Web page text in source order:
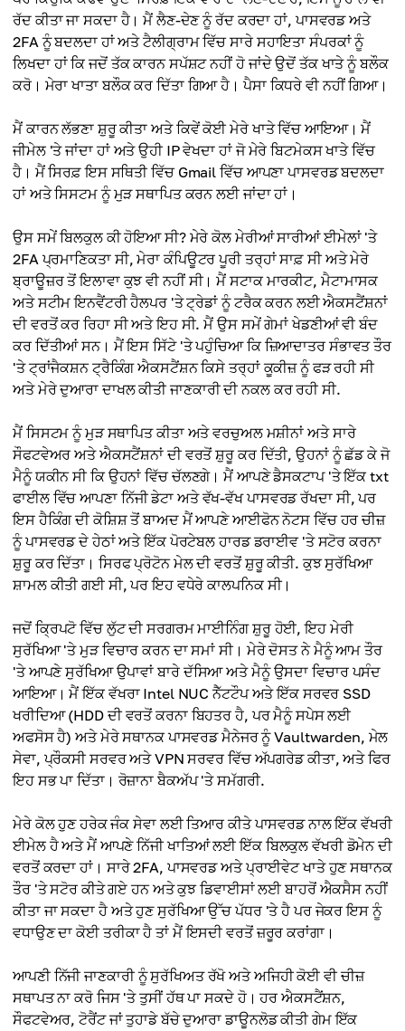
ਰੱਦ ਕੀਤਾ ਜਾ ਸਕਦਾ ਹੈ। ਮੈਂ ਲੈਣ-ਦੇਣ ਨੂੰ ਰੱਦ ਕਰਦਾ ਹਾਂ, ਪਾਸਵਰਡ ਅਤੇ
2FA ਨੂੰ ਬਦਲਦਾ ਹਾਂ ਅਤੇ ਟੈਲੀਗ੍ਰਾਮ ਵਿੱਚ ਸਾਰੇ ਸਹਾਇਤਾ ਸੰਪਰਕਾਂ ਨੂੰ
ਲਿਖਦਾ ਹਾਂ ਕਿ ਜਦੋਂ ਤੱਕ ਕਾਰਨ ਸਪੱਸ਼ਟ ਨਹੀਂ ਹੋ ਜਾਂਦੇ ਉਦੋਂ ਤੱਕ ਖਾਤੇ ਨੂੰ ਬਲੌਕ
ਕਰੋ। ਮੇਰਾ ਖਾਤਾ ਬਲੌਕ ਕਰ ਦਿੱਤਾ ਗਿਆ ਹੈ। ਪੈਸਾ ਕਿਧਰੇ ਵੀ ਨਹੀਂ ਗਿਆ।
ਮੈਂ ਕਾਰਨ ਲੱਭਣਾ ਸ਼ੁਰੂ ਕੀਤਾ ਅਤੇ ਕਿਵੇਂ ਕੋਈ ਮੇਰੇ ਖਾਤੇ ਵਿੱਚ ਆਇਆ। ਮੈਂ
ਜੀਮੇਲ 'ਤੇ ਜਾਂਦਾ ਹਾਂ ਅਤੇ ਉਹੀ IP ਵੇਖਦਾ ਹਾਂ ਜੋ ਮੇਰੇ ਬਿਟਮੇਕਸ ਖਾਤੇ ਵਿੱਚ
ਹੈ। ਮੈਂ ਸਿਰਫ਼ ਇਸ ਸਥਿਤੀ ਵਿੱਚ Gmail ਵਿੱਚ ਆਪਣਾ ਪਾਸਵਰਡ ਬਦਲਦਾ
ਹਾਂ ਅਤੇ ਸਿਸਟਮ ਨੂੰ ਮੁੜ ਸਥਾਪਿਤ ਕਰਨ ਲਈ ਜਾਂਦਾ ਹਾਂ।
ਉਸ ਸਮੇਂ ਬਿਲਕੁਲ ਕੀ ਹੋਇਆ ਸੀ? ਮੇਰੇ ਕੋਲ ਮੇਰੀਆਂ ਸਾਰੀਆਂ ਈਮੇਲਾਂ 'ਤੇ
2FA ਪ੍ਰਮਾਣਿਕਤਾ ਸੀ, ਮੇਰਾ ਕੰਪਿਊਟਰ ਪੂਰੀ ਤਰ੍ਹਾਂ ਸਾਫ਼ ਸੀ ਅਤੇ ਮੇਰੇ
ਬ੍ਰਾਊਜ਼ਰ ਤੋਂ ਇਲਾਵਾ ਕੁਝ ਵੀ ਨਹੀਂ ਸੀ। ਮੈਂ ਸਟਾਕ ਮਾਰਕੀਟ, ਮੈਟਾਮਾਸਕ
ਅਤੇ ਸਟੀਮ ਇਨਵੈਂਟਰੀ ਹੈਲਪਰ 'ਤੇ ਟ੍ਰੇਡਾਂ ਨੂੰ ਟਰੈਕ ਕਰਨ ਲਈ ਐਕਸਟੈਂਸ਼ਨਾਂ
ਦੀ ਵਰਤੋਂ ਕਰ ਰਿਹਾ ਸੀ ਅਤੇ ਇਹ ਸੀ. ਮੈਂ ਉਸ ਸਮੇਂ ਗੇਮਾਂ ਖੇਡਣੀਆਂ ਵੀ ਬੰਦ
ਕਰ ਦਿੱਤੀਆਂ ਸਨ। ਮੈਂ ਇਸ ਸਿੱਟੇ 'ਤੇ ਪਹੁੰਚਿਆ ਕਿ ਜ਼ਿਆਦਾਤਰ ਸੰਭਾਵਤ ਤੌਰ
'ਤੇ ਟ੍ਰਾਂਜੈਕਸ਼ਨ ਟ੍ਰੈਕਿੰਗ ਐਕਸਟੈਂਸ਼ਨ ਕਿਸੇ ਤਰ੍ਹਾਂ ਕੂਕੀਜ਼ ਨੂੰ ਫੜ ਰਹੀ ਸੀ
ਅਤੇ ਮੇਰੇ ਦੁਆਰਾ ਦਾਖਲ ਕੀਤੀ ਜਾਣਕਾਰੀ ਦੀ ਨਕਲ ਕਰ ਰਹੀ ਸੀ.
ਮੈਂ ਸਿਸਟਮ ਨੂੰ ਮੁੜ ਸਥਾਪਿਤ ਕੀਤਾ ਅਤੇ ਵਰਚੁਅਲ ਮਸ਼ੀਨਾਂ ਅਤੇ ਸਾਰੇ
ਸੌਫਟਵੇਅਰ ਅਤੇ ਐਕਸਟੈਂਸ਼ਨਾਂ ਦੀ ਵਰਤੋਂ ਸ਼ੁਰੂ ਕਰ ਦਿੱਤੀ, ਉਹਨਾਂ ਨੂੰ ਛੱਡ ਕੇ ਜੋ
ਮੈਨੂੰ ਯਕੀਨ ਸੀ ਕਿ ਉਹਨਾਂ ਵਿੱਚ ਚੱਲਣਗੇ। ਮੈਂ ਆਪਣੇ ਡੈਸਕਟਾਪ 'ਤੇ ਇੱਕ txt
ਫਾਈਲ ਵਿੱਚ ਆਪਣਾ ਨਿੱਜੀ ਡੇਟਾ ਅਤੇ ਵੱਖ-ਵੱਖ ਪਾਸਵਰਡ ਰੱਖਦਾ ਸੀ, ਪਰ
ਇਸ ਹੈਕਿੰਗ ਦੀ ਕੋਸ਼ਿਸ਼ ਤੋਂ ਬਾਅਦ ਮੈਂ ਆਪਣੇ ਆਈਫੋਨ ਨੋਟਸ ਵਿੱਚ ਹਰ ਚੀਜ਼
ਨੂੰ ਪਾਸਵਰਡ ਦੇ ਹੇਠਾਂ ਅਤੇ ਇੱਕ ਪੋਰਟੇਬਲ ਹਾਰਡ ਡਰਾਈਵ 'ਤੇ ਸਟੋਰ ਕਰਨਾ
ਸ਼ੁਰੂ ਕਰ ਦਿੱਤਾ। ਸਿਰਫ ਪ੍ਰੋਟੋਨ ਮੇਲ ਦੀ ਵਰਤੋਂ ਸ਼ੁਰੂ ਕੀਤੀ. ਕੁਝ ਸੁਰੱਖਿਆ
ਸ਼ਾਮਲ ਕੀਤੀ ਗਈ ਸੀ, ਪਰ ਇਹ ਵਧੇਰੇ ਕਾਲਪਨਿਕ ਸੀ।
ਜਦੋਂ ਕ੍ਰਿਪਟੋ ਵਿੱਚ ਲੁੱਟ ਦੀ ਸਰਗਰਮ ਮਾਈਨਿੰਗ ਸ਼ੁਰੂ ਹੋਈ, ਇਹ ਮੇਰੀ
ਸੁਰੱਖਿਆ 'ਤੇ ਮੁੜ ਵਿਚਾਰ ਕਰਨ ਦਾ ਸਮਾਂ ਸੀ। ਮੇਰੇ ਦੋਸਤ ਨੇ ਮੈਨੂੰ ਆਮ ਤੌਰ
'ਤੇ ਆਪਣੇ ਸੁਰੱਖਿਆ ਉਪਾਵਾਂ ਬਾਰੇ ਦੱਸਿਆ ਅਤੇ ਮੈਨੂੰ ਉਸਦਾ ਵਿਚਾਰ ਪਸੰਦ
ਆਇਆ। ਮੈਂ ਇੱਕ ਵੱਖਰਾ Intel NUC ਨੈੱਟਟੌਪ ਅਤੇ ਇੱਕ ਸਰਵਰ SSD
ਖਰੀਦਿਆ (HDD ਦੀ ਵਰਤੋਂ ਕਰਨਾ ਬਿਹਤਰ ਹੈ, ਪਰ ਮੈਨੂੰ ਸਪੇਸ ਲਈ
ਅਫਸੋਸ ਹੈ) ਅਤੇ ਮੇਰੇ ਸਥਾਨਕ ਪਾਸਵਰਡ ਮੈਨੇਜਰ ਨੂੰ Vaultwarden, ਮੇਲ
ਸੇਵਾ, ਪ੍ਰੌਕਸੀ ਸਰਵਰ ਅਤੇ VPN ਸਰਵਰ ਵਿੱਚ ਅੱਪਗਰੇਡ ਕੀਤਾ, ਅਤੇ ਫਿਰ
ਇਹ ਸਭ ਪਾ ਦਿੱਤਾ। ਰੋਜ਼ਾਨਾ ਬੈਕਅੱਪ 'ਤੇ ਸਮੱਗਰੀ.
ਮੇਰੇ ਕੋਲ ਹੁਣ ਹਰੇਕ ਜੰਕ ਸੇਵਾ ਲਈ ਤਿਆਰ ਕੀਤੇ ਪਾਸਵਰਡ ਨਾਲ ਇੱਕ ਵੱਖਰੀ
ਈਮੇਲ ਹੈ ਅਤੇ ਮੈਂ ਆਪਣੇ ਨਿੱਜੀ ਖਾਤਿਆਂ ਲਈ ਇੱਕ ਬਿਲਕੁਲ ਵੱਖਰੀ ਡੋਮੇਨ ਦੀ
ਵਰਤੋਂ ਕਰਦਾ ਹਾਂ। ਸਾਰੇ 2FA, ਪਾਸਵਰਡ ਅਤੇ ਪ੍ਰਾਈਵੇਟ ਖਾਤੇ ਹੁਣ ਸਥਾਨਕ
ਤੌਰ 'ਤੇ ਸਟੋਰ ਕੀਤੇ ਗਏ ਹਨ ਅਤੇ ਕੁਝ ਡਿਵਾਈਸਾਂ ਲਈ ਬਾਹਰੋਂ ਐਕਸੈਸ ਨਹੀਂ
ਕੀਤਾ ਜਾ ਸਕਦਾ ਹੈ ਅਤੇ ਹੁਣ ਸੁਰੱਖਿਆ ਉੱਚ ਪੱਧਰ 'ਤੇ ਹੈ ਪਰ ਜੇਕਰ ਇਸ ਨੂੰ
ਵਧਾਉਣ ਦਾ ਕੋਈ ਤਰੀਕਾ ਹੈ ਤਾਂ ਮੈਂ ਇਸਦੀ ਵਰਤੋਂ ਜ਼ਰੂਰ ਕਰਾਂਗਾ।
ਆਪਣੀ ਨਿੱਜੀ ਜਾਣਕਾਰੀ ਨੂੰ ਸੁਰੱਖਿਅਤ ਰੱਖੋ ਅਤੇ ਅਜਿਹੀ ਕੋਈ ਵੀ ਚੀਜ਼
ਸਥਾਪਤ ਨਾ ਕਰੋ ਜਿਸ 'ਤੇ ਤੁਸੀਂ ਹੱਥ ਪਾ ਸਕਦੇ ਹੋ। ਹਰ ਐਕਸਟੈਂਸ਼ਨ,
ਸੌਫਟਵੇਅਰ, ਟੋਰੈਂਟ ਜਾਂ ਤੁਹਾਡੇ ਬੱਚੇ ਦੁਆਰਾ ਡਾਊਨਲੋਡ ਕੀਤੀ ਗੇਮ ਇੱਕ